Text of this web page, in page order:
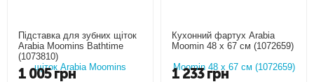
Підставка для зубних щіток
Arabia Moomins Bathtime
(1073810)
1 005грн
Кухонний фартух Arabia
Moomin 48 x 67 см (1072659)
1 233 грн